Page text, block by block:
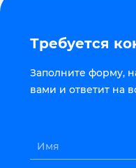
Требуется
Заполните форму,
вами и ответит на
Имя